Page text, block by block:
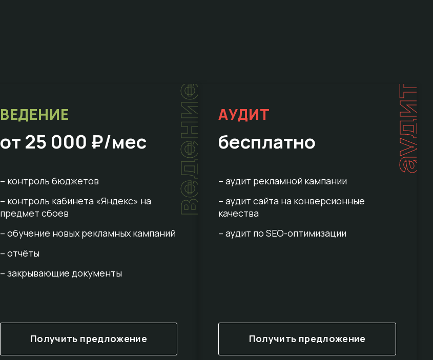
ведение
ВЕДЕНИЕ
от 25 000 ₽/мес
– контроль бюджетов
– контроль кабинета «Яндекс» на
предмет сбоев
– обучение новых рекламных кампаний
– отчёты
– закрывающие документы
Получить предложение
аудит
АУДИТ
бесплатно
– аудит рекламной кампании
– аудит сайта на конверсионные
качества
– аудит по SEO-оптимизации
Получить предложение